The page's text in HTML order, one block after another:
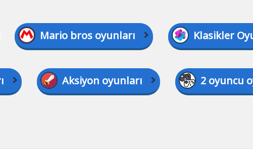
Mario bros oyunları Klasikler
Aksiyon oyunları 2 oyuncu